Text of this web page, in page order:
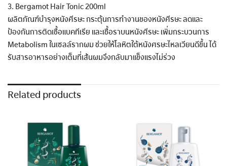
3. Bergamot Hair Tonic 200ml
ผลิตภัณฑ์บำรุงหนังศีรษะ กระตุ้นการทำงานของหนังศีรษะ ลดและ
ป้องกันการติดเชื้อแบคทีเรีย และเชื้อราบนหนังศีรษะ เพิ่มกระบวนการ
Metabolism ในเซลล์รากผม ช่วยให้โลหิตใต้หนังศรษะไหลเวียนดีขึ้น ได้
รับสารอาหารอย่างเต็มที่เส้นผมจึงกลับมาแข็งแรงไม่ร่วง
Related products